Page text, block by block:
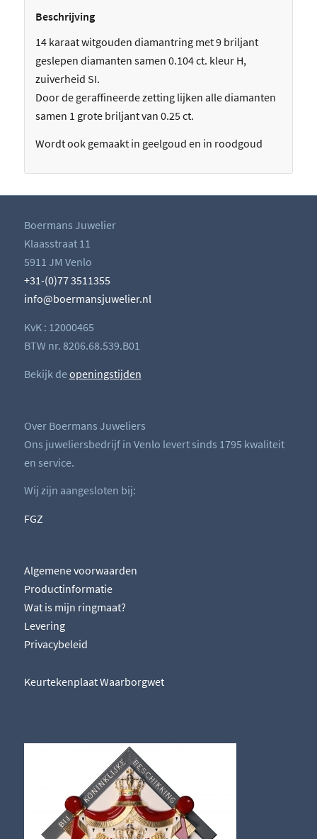
Beschrijving
14 karaat witgouden diamantring met 9 briljant
geslepen diamanten samen 0.104 ct. kleur H,
zuiverheid SI.
Door de geraffineerde zetting lijken alle diamanten
samen 1 grote briljant van 0.25 ct.
Wordt ook gemaakt in geelgoud en in roodgoud
Boermans Juwelier
Klaasstraat 11
5911 JM Venlo
+31-(0)77 3511355
info@boermansjuwelier.nl
KvK : 12000465
BTW nr. 8206.68.539.B01
Bekijk deopeningstijden
Over Boermans Juweliers
Ons juweliersbedrijf in Venlo levert sinds 1795 kwaliteit
en service.
Wij zijn aangesloten bij:
FGZ
Algemene voorwaarden
Productinformatie
Wat is mijn ringmaat?
Levering
Privacybeleid
Keurtekenplaat Waarborgwet